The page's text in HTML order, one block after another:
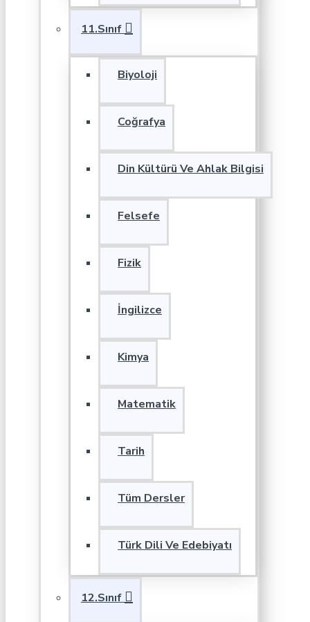
11.Sınıf
Biyoloji
Coğrafya
Din Kültürü Ve Ahlak Bilgisi
Felsefe
Fizik
İngilizce
Kimya
Matematik
Tarih
Tüm Dersler
Türk Dili Ve Edebiyatı
12.Sınıf